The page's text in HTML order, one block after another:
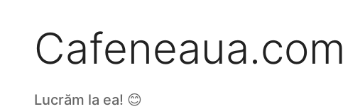
Cafeneaua.com
Lucrăm la ea! 😊